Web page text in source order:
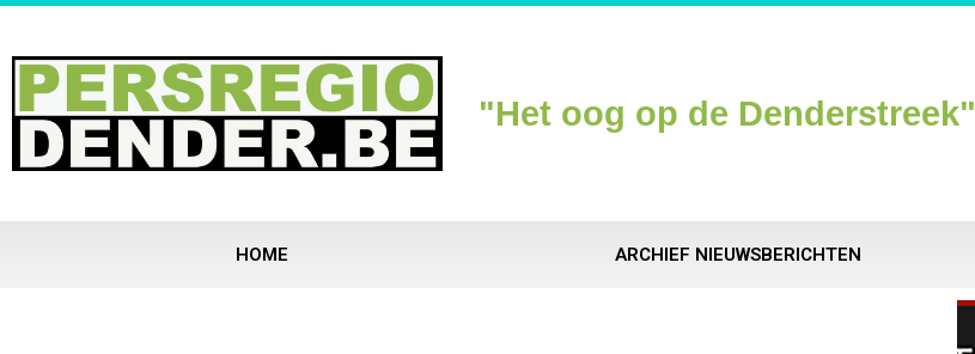
"Het oog op de Denderstreek"
HOME ARCHIEF NIEUWSBERICHTEN